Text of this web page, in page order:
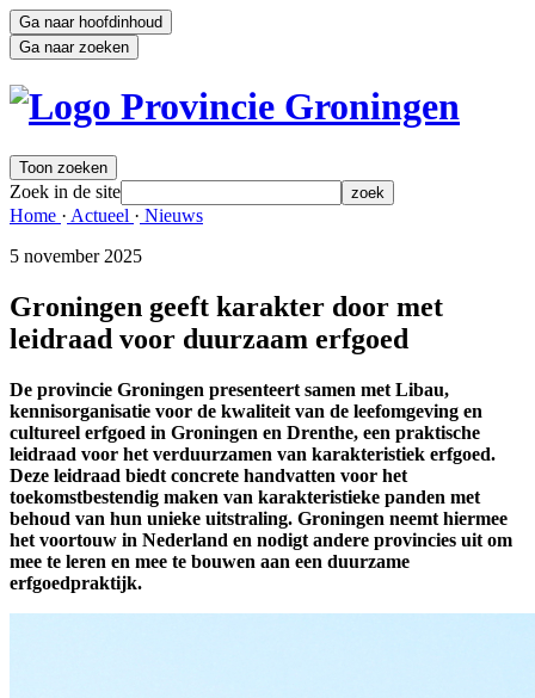
Ga naar hoofdinhoud
Ga naar zoeken
Toon zoeken
Zoek in de site zoek
Home · Actueel · Nieuws
5 november 2025
Groningen geeft karakter door met
leidraad voor duurzaam erfgoed
De provincie Groningen presenteert samen met Libau,
kennisorganisatie voor de kwaliteit van de leefomgeving en
cultureel erfgoed in Groningen en Drenthe, een praktische
leidraad voor het verduurzamen van karakteristiek erfgoed.
Deze leidraad biedt concrete handvatten voor het
toekomstbestendig maken van karakteristieke panden met
behoud van hun unieke uitstraling. Groningen neemt hiermee
het voortouw in Nederland en nodigt andere provincies uit om
mee te leren en mee te bouwen aan een duurzame
erfgoedpraktijk.